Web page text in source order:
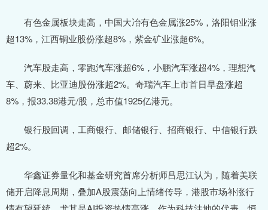
有色金属板块走高，中国大冶有色金属涨25%，洛阳钼业涨
超13%，江西铜业股份涨超8%，紫金矿业涨超6%。
汽车股走高，零跑汽车涨超6%，小鹏汽车涨超4%，理想汽
车、蔚来、比亚迪股份涨超2%。奇瑞汽车上市首日早盘涨超
8%，报33.38港元/股，总市值1925亿港元。
银行股回调，工商银行、邮储银行、招商银行、中信银行跌
超2%。
华鑫证券量化和基金研究首席分析师吕思江认为，随着美联
储开启降息周期，叠加A股震荡向上情绪传导，港股市场补涨行